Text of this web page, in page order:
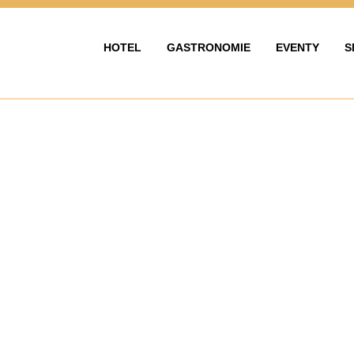
HOTEL GASTRONOMIE EVENTY